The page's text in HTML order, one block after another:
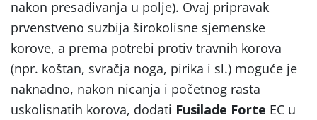
nakon presađivanja u polje). Ovaj pripravak
prvenstveno suzbija širokolisne sjemenske
korove, a prema potrebi protiv travnih korova
(npr. koštan, svračja noga, pirika i sl.) moguće je
naknadno, nakon nicanja i početnog rasta
uskolisnatih korova, dodati Fusilade Forte EC u